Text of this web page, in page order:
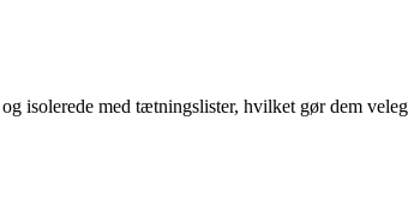
isolerede med tætningslister, hvilket gør dem